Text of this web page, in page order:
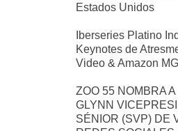
Estados Unidos
Iberseries Platino
Keynotes de
Video & Amazon
ZOO 55 NOMBRA
GLYNN
SÉNIOR (SVP) DE